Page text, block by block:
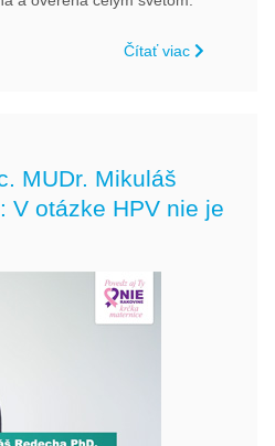
Čítať viac
MUDr. Mikuláš
V otázke HPV nie je